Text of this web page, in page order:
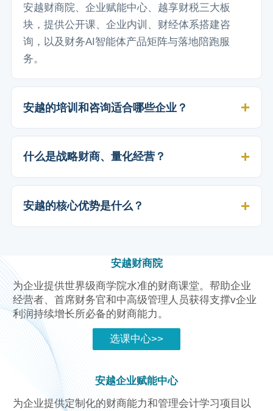
安越财商院、企业赋能中心、越享财税三大板
块，提供公开课、企业内训、财经体系搭建咨
询，以及财务AI智能体产品矩阵与落地陪跑服
务。
安越的培训和咨询适合哪些企业？
什么是战略财商、量化经营？
安越的核心优势是什么？
安越财商院
为企业提供世界级商学院水准的财商课堂。帮助企业
经营者、首席财务官和中高级管理人员获得支撑v企业
利润持续增长所必备的财商能力。
选课中心>>
安越企业赋能中心
为企业提供定制化的财商能力和管理会计学习项目以